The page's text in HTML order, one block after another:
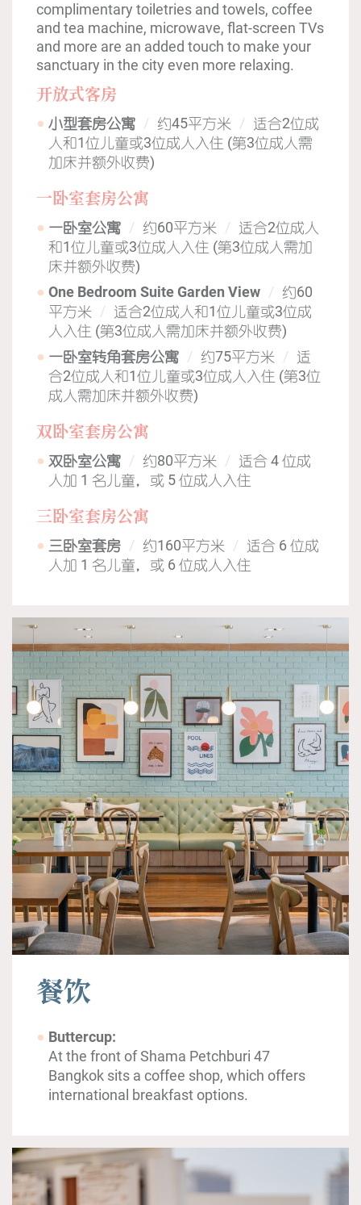
complimentary toiletries and towels, coffee
and tea machine, microwave, flat-screen TVs
and more are an added touch to make your
sanctuary in the city even more relaxing.
开放式客房
小型套房公寓 约45平方米
适合2位成
人和1位儿童或3位成人入住 (第3位成人需
加床并额外收费)
一卧室套房公寓
一卧室公寓 约60平方米
适合2位成人
和1位儿童或3位成人入住 (第3位成人需加
床并额外收费)
One Bedroom Suite Garden View
约60
平方米
适合2位成人和1位儿童或3位成
人入住 (第3位成人需加床并额外收费)
一卧室转角套房公寓
约75平方米
适
合2位成人和1位儿童或3位成人入住 (第3位
成人需加床并额外收费)
双卧室套房公寓
双卧室公寓 约80平方米
适合 4 位成
人加 1 名儿童，或 5 位成人入住
三卧室套房公寓
三卧室套房 约160平方米
适合 6 位成
人加 1 名儿童，或 6 位成人入住
餐饮
Buttercup:
At the front of Shama Petchburi 47
Bangkok sits a coffee shop, which offers
international breakfast options.